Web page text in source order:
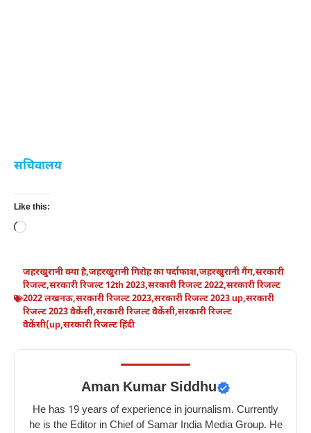
सचिवालय
Like this:
Loading…
जहरखुरानी क्या है,जहरखुरानी गिरोह का पर्दाफाश,जहरखुरानी गैंग,सरकारी
रिजल्ट,सरकारी रिजल्ट 12th 2023,सरकारी रिजल्ट 2022,सरकारी रिजल्ट
2022 लखनऊ,सरकारी रिजल्ट 2023,सरकारी रिजल्ट 2023 up,सरकारी
रिजल्ट 2023 वैकेंसी,सरकारी रिजल्ट वैकेंसी,सरकारी रिजल्ट
वैकेंसी(up,सरकारी रिजल्ट हिंदी
Aman Kumar Siddhu
He has 19 years of experience in journalism. Currently
he is the Editor in Chief of Samar India Media Group. He